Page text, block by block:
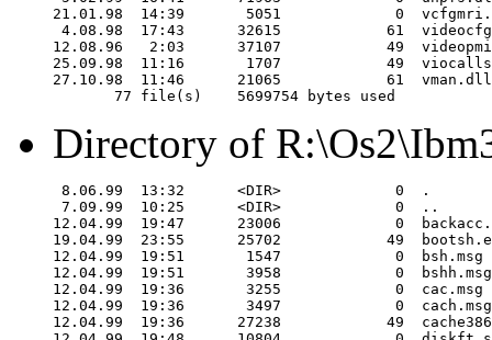
21.01.98  14:39       5051             0
4.08.98  17:43      32615            61
12.08.96   2:03      37107            49
25.09.98  11:16       1707            49
27.10.98  11:46      21065            61  vman.dll
Directory of
8.06.99  13:32      <DIR>             0  .
7.09.99  10:25      <DIR>             0  ..
12.04.99  19:47      23006             0
19.04.99  23:55      25702            49
12.04.99  19:51       1547             0  bsh.msg
12.04.99  19:51       3958             0  bshh.msg
12.04.99  19:36       3255             0  cac.msg
12.04.99  19:36       3497             0  cach.msg
12.04.99  19:36      27238            49